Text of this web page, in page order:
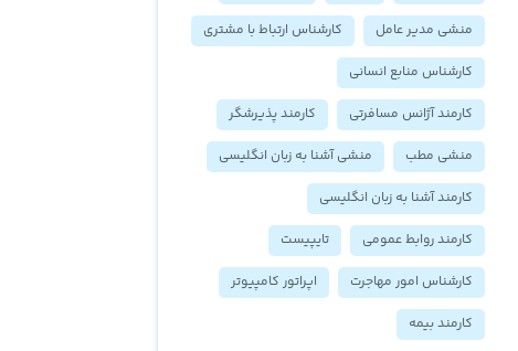
منشی مدیر عامل
کارشناس ارتباط با مشتری
کارشناس منابع انسانی
کارمند آژانس مسافرتی
کارمند پذیرشگر
منشی مطب
منشی آشنا به زبان انگلیسی
کارمند آشنا به زبان انگلیسی
کارمند روابط عمومی
تایپیست
کارشناس امور مهاجرت
اپراتور کامپیوتر
کارمند بیمه